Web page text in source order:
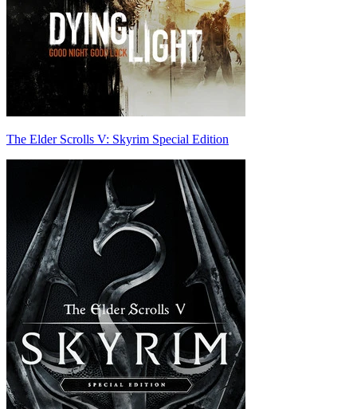
The Elder Scrolls V: Skyrim Special Edition